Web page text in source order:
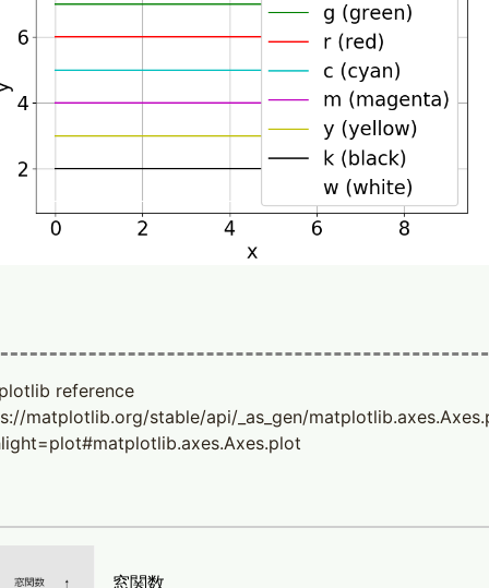
reference
matplotlib.org/stable/api/_as_gen/
窓関数